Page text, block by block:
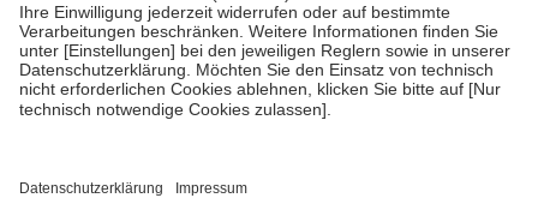
• Untersuchungen zur Vorsorge und Früherkennung, die von der
GKV getragen werden
• empfohlenen Schutzimpfungen
• Harn- und Blutteststreifen
getroffen, um sicherzustellen, dass es sich um echte Bewertungen